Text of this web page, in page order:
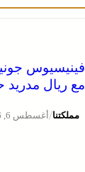
فينيسيوس
مع ريال مدريد حتى
مملكتنا/أغسطس 6, 2026